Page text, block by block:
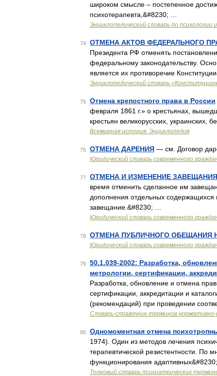
широком смысле – постепенное
психотерапевта,&#8230; …
Энциклопедический словарь по психологии
74 ОТМЕНА АКТОВ ФЕДЕРАЛЬНОГО
Президента РФ отменять
федеральному законодательству.
является их противоречие
Энциклопедический словарь
75 Отмена крепостного права в России
февраля 1861 г.» о крестьянах,
крестьян великорусских, украинских,
Всемирная история. Энциклопедия
76 ОТМЕНА ДАРЕНИЯ — см. Договор
Юридический словарь современного
77 ОТМЕНА И ИЗМЕНЕНИЕ ЗАВЕЩАНИЯ
время отменить сделанное им
дополнения отдельных
завещание.&#8230; …
Юридический словарь современного
78 ОТМЕНА ПУБЛИЧНОГО ОБЕЩАНИЯ
Юридический словарь современного
79
50.1.039-2002: Разработка,
метрологии, сертификации,
Разработка, обновление и отмена
сертификации, аккредитации и
(рекомендаций) при проведении
Словарь-справочник терминов
80 Одномоментная отмена
1974). Один из методов лечения
терапевтической резистентности. По
функционирования
Толковый словарь психиатрических